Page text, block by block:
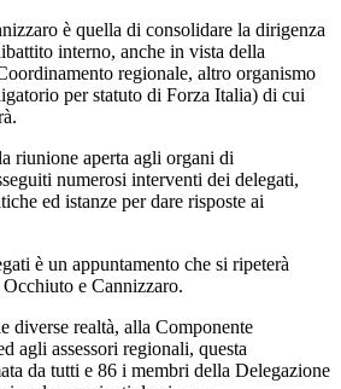
è quella di consolidare la dirigenza
interno, anche in vista della
regionale, altro organismo
per statuto di Forza Italia) di cui
riunione aperta agli organi di
numerosi interventi dei delegati,
ed istanze per dare risposte ai
è un appuntamento che si ripeterà
e Cannizzaro.
diverse realtà, alla Componente
agli assessori regionali, questa
da tutti e 86 i membri della Delegazione